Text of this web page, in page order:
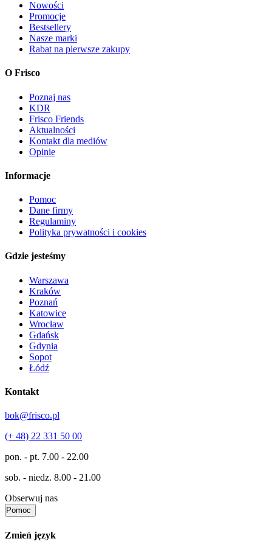
Nowości
Promocje
Bestsellery
Nasze marki
Rabat na pierwsze zakupy
O Frisco
Poznaj nas
KDR
Frisco Friends
Aktualności
Kontakt dla mediów
Opinie
Informacje
Pomoc
Dane firmy
Regulaminy
Polityka prywatności i cookies
Gdzie jesteśmy
Warszawa
Kraków
Poznań
Katowice
Wrocław
Gdańsk
Gdynia
Sopot
Łódź
Kontakt
bok@frisco.pl
(+ 48) 22 331 50 00
pon. - pt. 7.00 - 22.00
sob. - niedz. 8.00 - 21.00
Obserwuj nas
Pomoc
Zmień język